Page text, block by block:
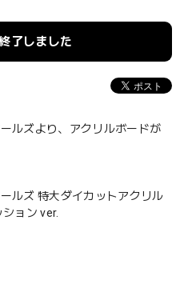
了しました
ルズより、アクリルボードが
ルズ 特大ダイカットアクリル
ョン ver.